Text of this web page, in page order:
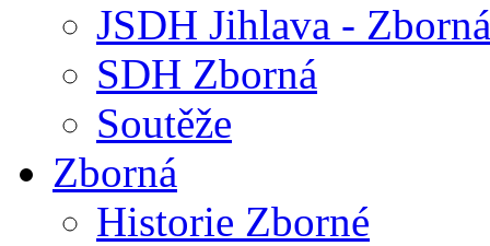
JSDH Jihlava - Zborná
SDH Zborná
Soutěže
Zborná
Historie Zborné